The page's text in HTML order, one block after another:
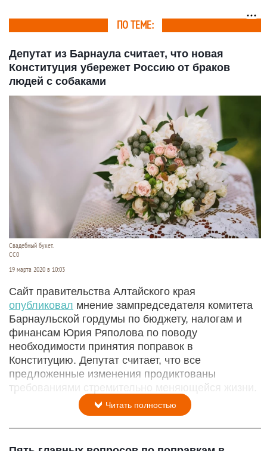
ПО ТЕМЕ:
Депутат из Барнаула считает, что новая
Конституция убережет Россию от браков
людей с собаками
Свадебный букет.
СС0
19 марта 2020 в 10:03
Сайт правительства Алтайского края
опубликовал мнение зампредседателя комитета
Барнаульской гордумы по бюджету, налогам и
финансам Юрия Ряполова по поводу
необходимости принятия поправок в
Конституцию. Депутат считает, что все
предложенные изменения продиктованы
требованиями стремительно меняющейся жизни.
Читать полностью